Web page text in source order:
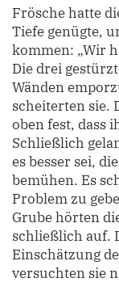
Frösche hatte
Tiefe genügte,
kommen: „Wir
Die drei
Wänden
scheiterten sie.
oben fest, dass
Schließlich
es besser sei,
bemühen. Es
Problem zu
Grube hörten
schließlich auf.
Einschätzung
versuchten sie